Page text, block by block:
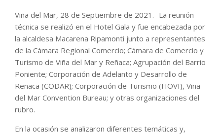
Viña del Mar, 28 de Septiembre de 2021.- La reunión
técnica se realizó en el Hotel Gala y fue encabezada por
la alcaldesa Macarena Ripamonti junto a representantes
de la Cámara Regional Comercio; Cámara de Comercio y
Turismo de Viña del Mar y Reñaca; Agrupación del Barrio
Poniente; Corporación de Adelanto y Desarrollo de
Reñaca (CODAR); Corporación de Turismo (HOVI), Viña
del Mar Convention Bureau; y otras organizaciones del
rubro.
En la ocasión se analizaron diferentes temáticas y,